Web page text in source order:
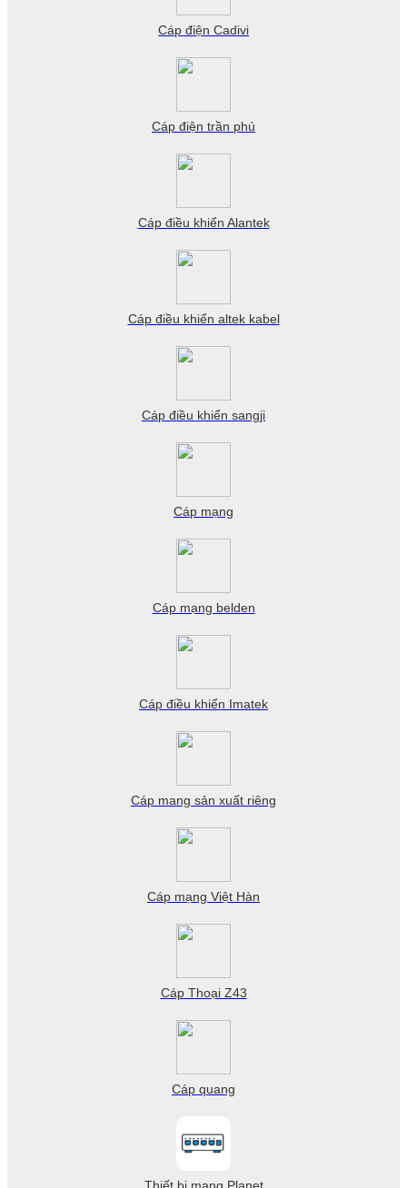
Cáp điện Cadivi
Cáp điện trần phú
Cáp điều khiển Alantek
Cáp điều khiển altek kabel
Cáp điều khiển sangji
Cáp mạng
Cáp mạng belden
Cáp điều khiển Imatek
Cáp mang sản xuất riêng
Cáp mạng Việt Hàn
Cáp Thoại Z43
Cáp quang